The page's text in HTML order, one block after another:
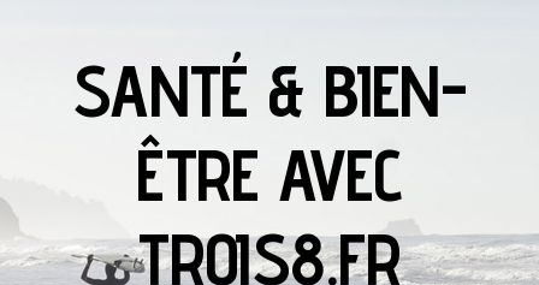
SANTÉ & BIEN-
ÊTRE AVEC
TROIS8.FR